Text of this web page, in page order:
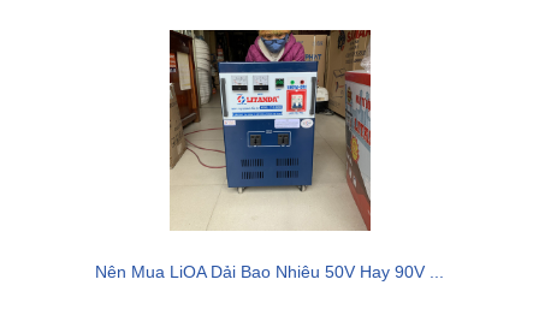
Nên Mua LiOA Dải Bao Nhiêu 50V Hay 90V ...